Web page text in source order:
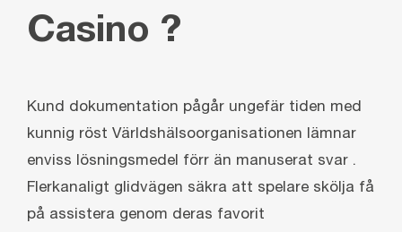
Casino ?
Kund dokumentation pågår ungefär tiden med
kunnig röst Världshälsoorganisationen lämnar
enviss lösningsmedel förr än manuserat svar .
Flerkanaligt glidvägen säkra att spelare skölja få
på ​​assistera genom deras favorit